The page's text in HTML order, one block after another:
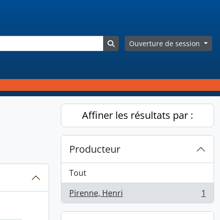
Search in browse page
Ouverture de session
Affiner les résultats par :
Producteur
Tout
Pirenne, Henri
, 1 résultats 1